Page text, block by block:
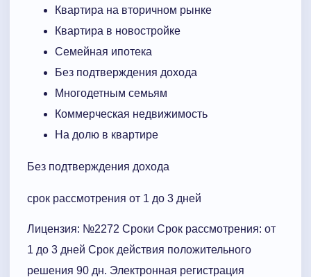
Квартира на вторичном рынке
Квартира в новостройке
Семейная ипотека
Без подтверждения дохода
Многодетным семьям
Коммерческая недвижимость
На долю в квартире
Без подтверждения дохода
срок рассмотрения от 1 до 3 дней
Лицензия: №2272 Сроки Cрок рассмотрения: от
1 до 3 дней Срок действия положительного
решения 90 дн. Электронная регистрация